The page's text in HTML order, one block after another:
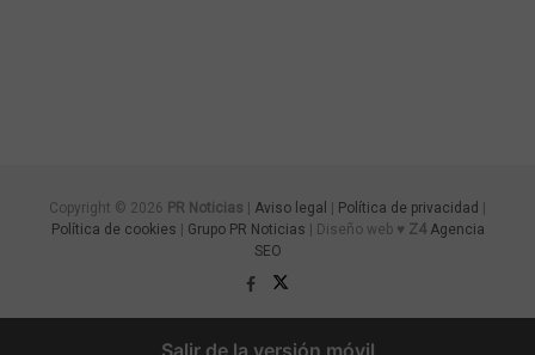
Copyright © 2026 PR Noticias | Aviso legal | Política de privacidad |
Política de cookies | Grupo PR Noticias | Diseño web ♥ Z4 Agencia
SEO
Salir de la versión móvil